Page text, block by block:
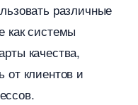
различные
как системы
качества,
от клиентов и